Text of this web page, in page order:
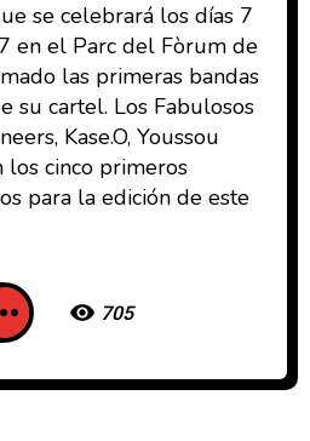
se celebrará los días 7
en el Parc del Fòrum de
las primeras bandas
su cartel. Los Fabulosos
Kase.O, Youssou
los cinco primeros
para la edición de este
705